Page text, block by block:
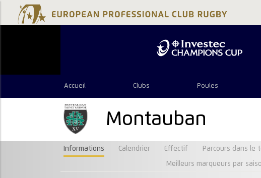
Accueil Clubs Poules
Montauban
Informations Calendrier Effectif Parcours dans le
Meilleurs marqueurs par